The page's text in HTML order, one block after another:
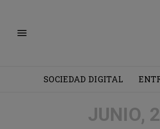
SOCIEDAD DIGITAL
JUNIO,